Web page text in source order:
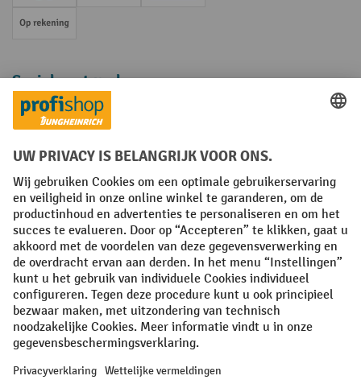
Op rekening
Sociale netwerken
Facebook
YouTube
LinkedInInstagram
Algemene leveringsvoorwaarden Copyright
Privacyverklaring Privacy Instellingen
All prices excl. VAT plusshipping costs and possible delivery charges,
if not stated otherwise.
¹ De korting is geldig zolang de voorraad strekt. De korting is niet van
toepassing op speciale prijzen. Een combinatie met andere
procentuele kortingen of vouchers is niet mogelijk. | ² De korting
nieuwsbrief. De voucher is 10 dagen geldig en kan online worden